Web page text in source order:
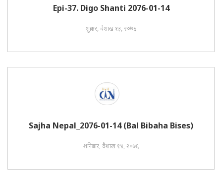
Epi-37. Digo Shanti 2076-01-14
शुक्रबार, वैशाख १३, २०७६
Sajha Nepal_2076-01-14 (Bal Bibaha Bises)
शनिबार, वैशाख १४, २०७६